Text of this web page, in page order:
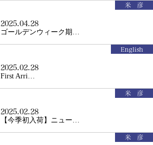
2025.04.28
米 彦
ゴールデンウィーク期…
2025.02.28
English
First Arri…
2025.02.28
米 彦
【今季初入荷】ニュー…
米 彦